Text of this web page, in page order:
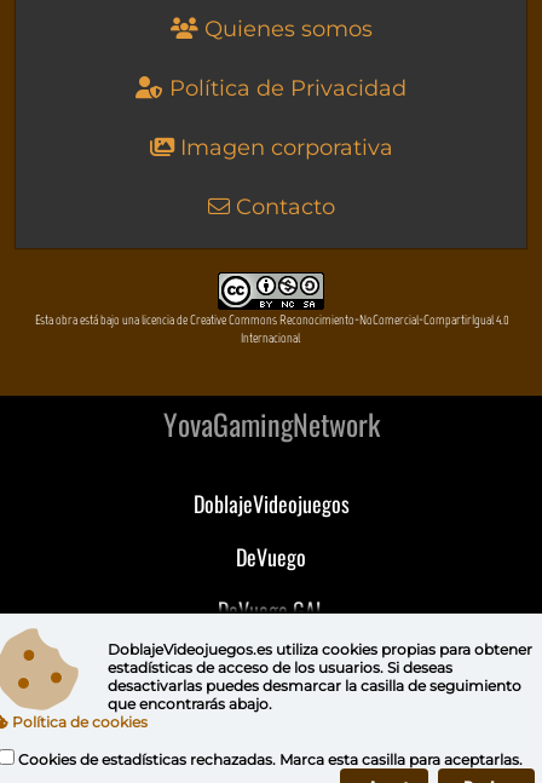
Quienes somos
Política de Privacidad
Imagen corporativa
Contacto
Esta obra está bajo una licencia de Creative Commons Reconocimiento-NoComercial-CompartirIgual 4.0
Internacional
YovaGamingNetwork
DoblajeVideojuegos
DeVuego
DeVuego GAL
DeVuego LATAM
DeVuego Portugal
DoblajeVideojuegos.es utiliza cookies propiaspara obtener
estadísticas de acceso de los usuarios. Si deseas
desactivarlas puedes desmarcar la casilla de seguimiento
que encontrarás abajo.
Política de cookies
Cookies de estadísticas rechazadas. Marca esta casilla para aceptarlas.